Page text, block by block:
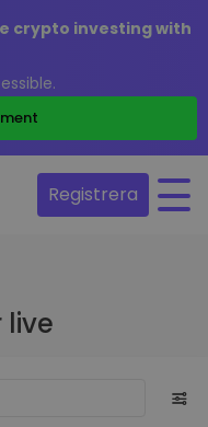
crypto investing with
Registrera